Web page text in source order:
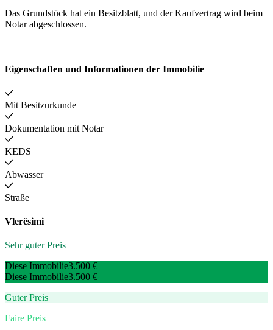
Das Grundstück hat ein Besitzblatt, und der Kaufvertrag wird beim
Notar abgeschlossen.
Eigenschaften und Informationen der Immobilie
Mit Besitzurkunde
Dokumentation mit Notar
KEDS
Abwasser
Straße
Vlerësimi
Sehr guter Preis
Diese Immobilie3.500 €
Diese Immobilie3.500 €
Guter Preis
Faire Preis